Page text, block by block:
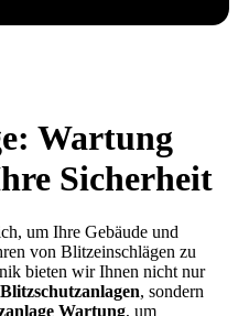
Wartung
Sicherheit
um Ihre Gebäude und
von Blitzeinschlägen zu
bieten wir Ihnen nicht nur
, sondern
Wartung, um